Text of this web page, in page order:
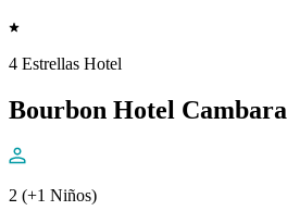
4 Estrellas Hotel
Bourbon Hotel Cambara
2 (+1 Niños)